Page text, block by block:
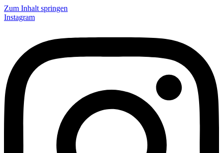
Zum Inhalt springen
Instagram